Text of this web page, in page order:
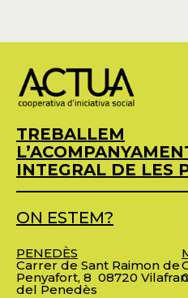
TREBALLEM
INTEGRAL DE LES
ON ESTEM?
PENEDÈS
Carrer de Sant Raimon de
Penyafort, 8 08720
del Penedès